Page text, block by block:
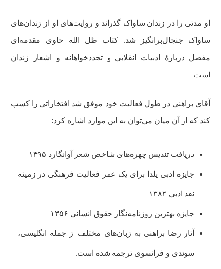
او مدتی را در زندان ساواک گذراند و روایت‌های او از زندان‌های
ساواک جنجال‌برانگیز شد. کتاب ظل الله حاوی مقدمه‌ای
مفصل دربارهٔ ادبیات انقلابی و تجددخواهانه و اشعار زندان
است.
آقای براهنی در طول فعالیت خود موفق شد افتخاراتی را کسب
کند که از آن میان می‌توان به این موارد اشاره کرد:
دریافت تندیس چهره‌های شاخص شعر آوانگارد ۱۳۹۵
جایزه ادبی یلدا برای یک عمر فعالیت فرهنگی در زمینه
نقد ادبی ۱۳۸۴
جایزه بهترین روزنامه‌نگار حقوق انسانی ۱۳۵۶
آثار رضا براهنی به زبان‌های مختلف از جمله انگلیسی،
سوئدی و فرانسوی ترجمه شده است.